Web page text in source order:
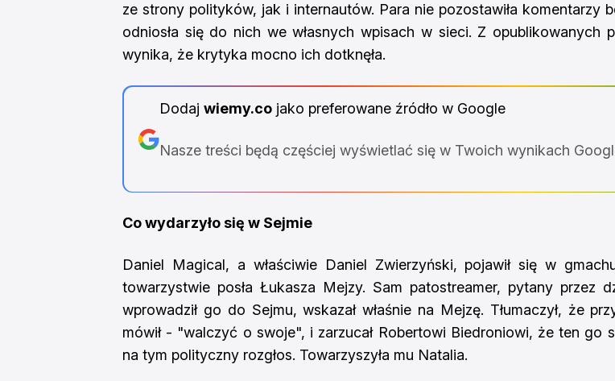
ze strony polityków, jak i internautów. Para nie pozostawiła komentarzy
odniosła się do nich we własnych wpisach w sieci. Z opublikowanych
wynika, że krytyka mocno ich dotknęła.
Dodaj wiemy.cojako preferowane źródło w Google
Nasze treści będą częściej wyświetlać się w Twoich wynikach
Co wydarzyło się w Sejmie
Daniel Magical, a właściwie Daniel Zwierzyński, pojawił się w
towarzystwie posła Łukasza Mejzy. Sam patostreamer, pytany przez
wprowadził go do Sejmu, wskazał właśnie na Mejzę. Tłumaczył, że
mówił - "walczyć o swoje", i zarzucał Robertowi Biedroniowi, że ten go
na tym polityczny rozgłos. Towarzyszyła mu Natalia.